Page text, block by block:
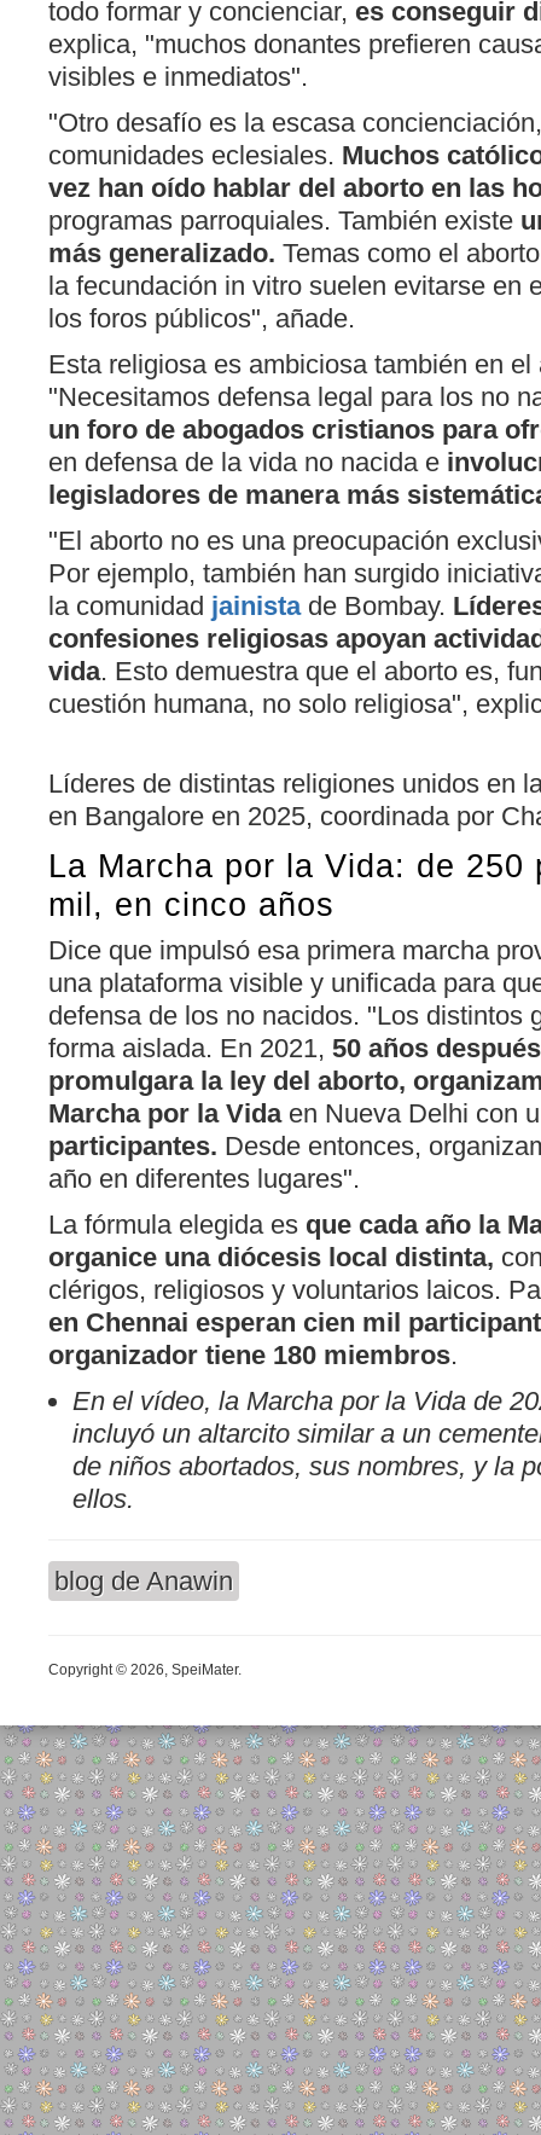
todo formar y concienciar, es conseguir
explica, "muchos donantes prefieren
visibles e inmediatos".
"Otro desafío es la escasa
comunidades eclesiales. Muchos
vez han oído hablar del aborto en las
programas parroquiales. También existe
más generalizado. Temas como el
la fecundación in vitro suelen evitarse en
los foros públicos", añade.
Esta religiosa es ambiciosa también en
"Necesitamos defensa legal para los no
un foro de abogados cristianos para
en defensa de la vida no nacida e
legisladores de manera más
"El aborto no es una preocupación
Por ejemplo, también han surgido
la comunidad jainistade Bombay.
confesiones religiosas apoyan
vida. Esto demuestra que el aborto es,
cuestión humana, no solo religiosa",
Líderes de distintas religiones unidos en
en Bangalore en 2025, coordinada por
La Marcha por la Vida: de 250
mil, en cinco años
Dice que impulsó esa primera marcha
una plataforma visible y unificada para
defensa de los no nacidos. "Los distintos
forma aislada. En 2021, 50 años
promulgara la ley del aborto,
Marcha por la Vidaen Nueva Delhi con
participantes. Desde entonces,
año en diferentes lugares".
La fórmula elegida es que cada año la
organice una diócesis local distinta,
clérigos, religiosos y voluntarios laicos.
en Chennai esperan cien mil
organizador tiene 180 miembros.
En el vídeo, la Marcha por la Vida de
incluyó un altarcito similar a un
de niños abortados, sus nombres, y la
ellos.
blog de Anawin
Copyright © 2026, SpeiMater.